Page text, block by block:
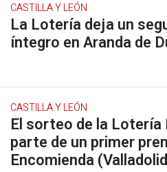
CASTILLA Y LEÓN
La Lotería deja un
íntegro en Aranda de
CASTILLA Y LEÓN
El sorteo de la Lotería
parte de un primer
Encomienda